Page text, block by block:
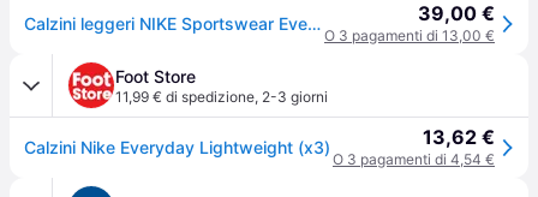
Calzini leggeri NIKE Sportswear Everyday 3PR SX7676100 022 39,00 €
O 3 pagamenti di 13,00 €
Foot Store
11,99 € di spedizione, 2-3 giorni
Calzini Nike Everyday Lightweight (x3) 13,62 €
O 3 pagamenti di 4,54 €